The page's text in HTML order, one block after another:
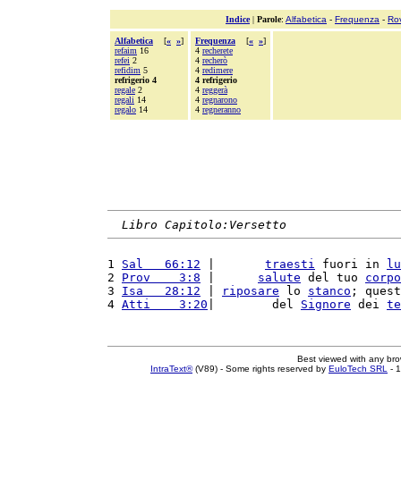
Indice| Parole: Alfabetica - Frequenza -
Alfabetica [« »]
refaim 16
refei 2
refidim 5
refrigerio 4
regale 2
regali 14
regalo 14
Frequenza [« »]
4 recherete
4 recherò
4 redimere
4 refrigerio
4 reggerà
4 regnarono
4 regneranno
Libro Capitolo:Versetto
1 Sal   66:12 traesti fuori in
2 Prov    3:8 salute del tuo corpo
3 Isa   28:12 riposare lo stanco ;
4 Atti    3:20 |        del Signore dei
Best viewed with any
IntraText®(V89) - Some rights reserved by EuloTech SRL -